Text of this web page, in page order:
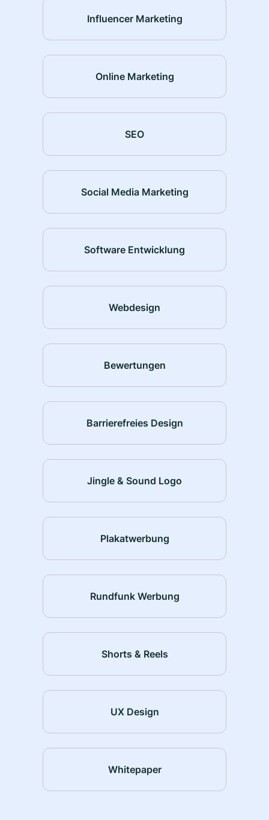
Influencer Marketing
Online Marketing
SEO
Social Media Marketing
Software Entwicklung
Webdesign
Bewertungen
Barrierefreies Design
Jingle & Sound Logo
Plakatwerbung
Rundfunk Werbung
Shorts & Reels
UX Design
Whitepaper